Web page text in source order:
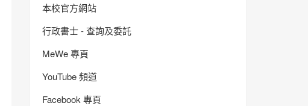
本校官方網站
行政書士 - 查詢及委託
MeWe 專頁
YouTube 頻道
Facebook 專頁